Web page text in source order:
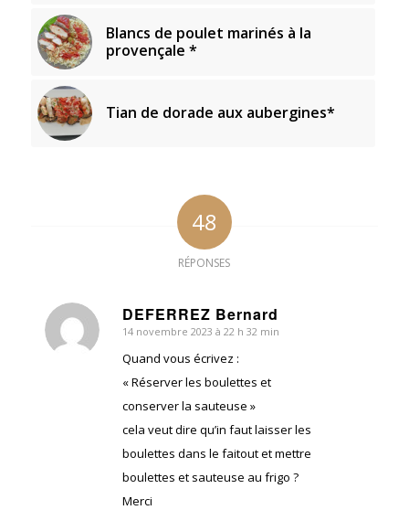
Blancs de poulet marinés à la
provençale *
Tian de dorade aux aubergines*
48
RÉPONSES
DEFERREZ Bernard
dit
:
14 novembre 2023 à 22 h 32 min
Quand vous écrivez :
« Réserver les boulettes et
conserver la sauteuse »
cela veut dire qu’in faut laisser les
boulettes dans le faitout et mettre
boulettes et sauteuse au frigo ?
Merci